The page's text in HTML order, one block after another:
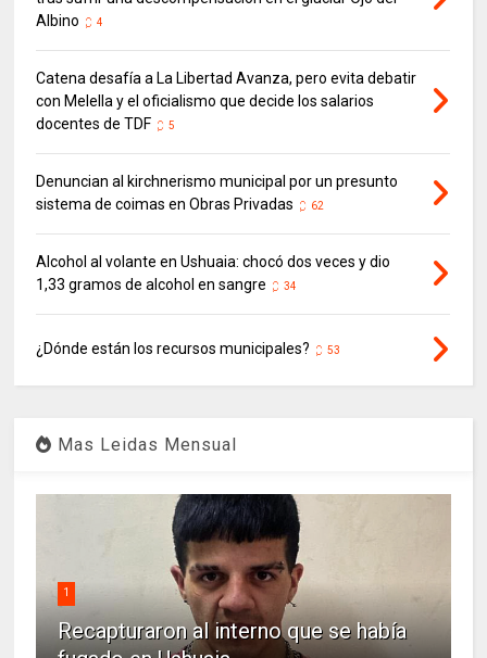
Albino
4
Catena desafía a La Libertad Avanza, pero evita debatir
con Melella y el oficialismo que decide los salarios
docentes de TDF
5
Denuncian al kirchnerismo municipal por un presunto
sistema de coimas en Obras Privadas
62
Alcohol al volante en Ushuaia: chocó dos veces y dio
1,33 gramos de alcohol en sangre
34
¿Dónde están los recursos municipales? 53
Mas Leidas Mensual
1
Recapturaron al interno que se había